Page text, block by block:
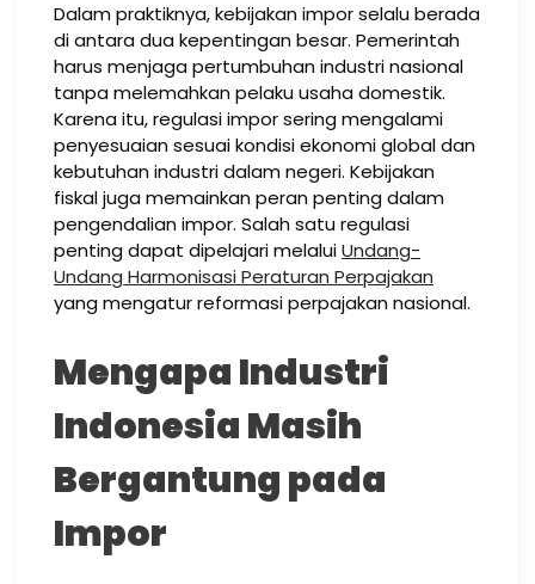
Dalam praktiknya, kebijakan impor selalu berada
di antara dua kepentingan besar. Pemerintah
harus menjaga pertumbuhan industri nasional
tanpa melemahkan pelaku usaha domestik.
Karena itu, regulasi impor sering mengalami
penyesuaian sesuai kondisi ekonomi global dan
kebutuhan industri dalam negeri. Kebijakan
fiskal juga memainkan peran penting dalam
pengendalian impor. Salah satu regulasi
penting dapat dipelajari melaluiUndang-
Undang Harmonisasi Peraturan Perpajakan
yang mengatur reformasi perpajakan nasional.
Mengapa Industri
Indonesia Masih
Bergantung pada
Impor